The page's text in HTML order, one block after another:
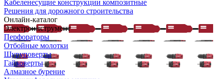
Кабеленесущие конструкции композитные
Решения для дорожного строительства
Онлайн-каталог
Электроинструмент
Перфораторы
Отбойные молотки
Шуруповерты
Гайковерты
Алмазное бурение